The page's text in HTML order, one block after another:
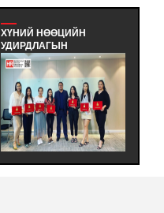
ХҮНИЙ НӨӨЦИЙН
УДИРДЛАГЫН
МЭРГЭШҮҮЛЭХ ҮНДСЭН
СУРГАЛТЫН ТӨГСӨЛТ
#380 - ХҮНИЙ НӨӨЦИЙН
УДИРДЛАГЫН
МЭРГЭШҮҮЛЭХ ҮНДСЭН
СУРГАЛТЫН MHRI LEVEL-
B #380 ЭЛСЭЛТИЙН
СУРАЛЦАГЧИД